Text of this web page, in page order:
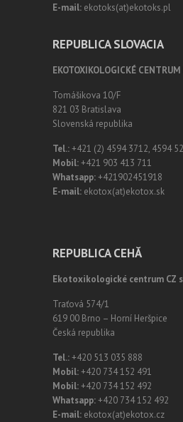
E-mail: ekotoks(at)ekotoks.pl
REPUBLICA SLOVACIA
EKOTOXIKOLOGICKÉ
Tomášikova 10/F
821 03 Bratislava
Slovenská republika
Tel.:+421 (2) 4594 3712, 4594
Mobil:+421 903 413 711
Whatsapp:+421902451918
E-mail: ekotox(at)ekotox.sk
REPUBLICA CEHĂ
Ekotoxikologické centrum CZ
Traťová 574/1
619 00 Brno – Horní Heršpice
Česká republika
Tel.:+420 513 035 888
Mobil:+420 734 152 491
Mobil:+420 734 152 492
Whatsapp:+420 734 152 492
E-mail: ekotox(at)ekotox.cz